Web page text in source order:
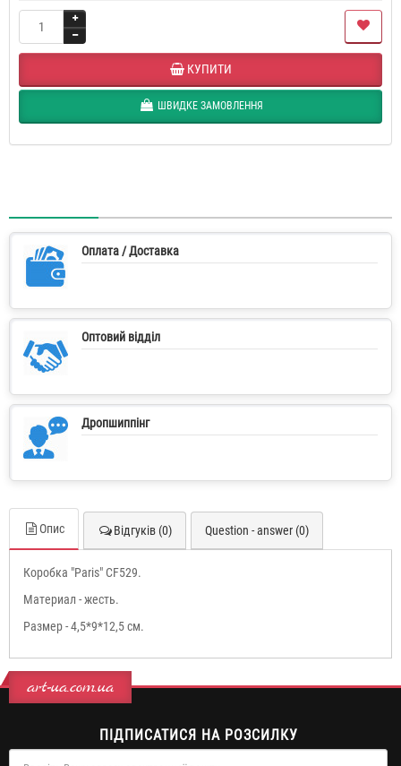
КУПИТИ
ШВИДКЕ ЗАМОВЛЕННЯ
Оплата / Доставка
Оптовий відділ
Дропшиппінг
Опис Відгуків (0) Question - answer (0)
Коробка "Paris" CF529.
Материал - жесть.
Размер - 4,5*9*12,5 см.
art-ua.com.ua
ПІДПИСАТИСЯ НА РОЗСИЛКУ